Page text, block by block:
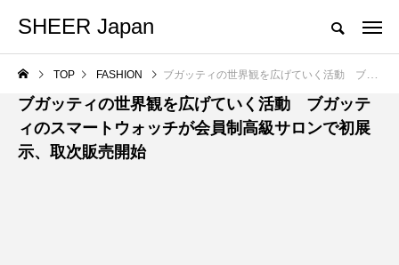
SHEER Japan
TOP FASHION ブガッティの世界観を広げていく活動 ブガッティのスマートウォッチが会員制高級サロンで初展示、取次販売開始
FASHION
ブガッティの世界観を広げていく活動 ブガッテ
ィのスマートウォッチが会員制高級サロンで初展
示、取次販売開始